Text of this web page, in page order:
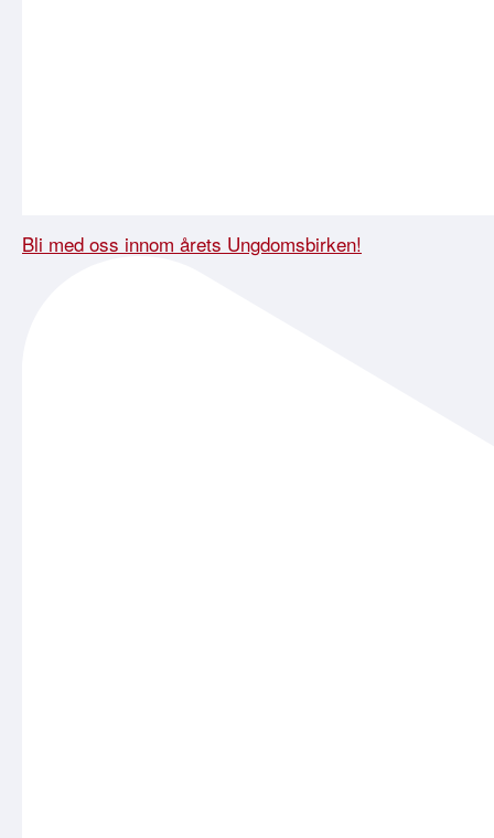
Bli med oss innom årets Ungdomsbirken!